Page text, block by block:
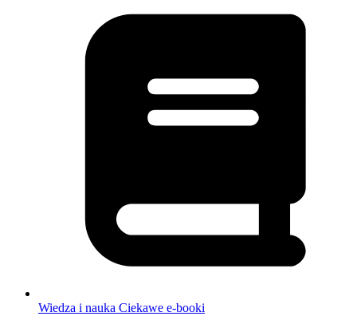
Wiedza i nauka Ciekawe e-booki